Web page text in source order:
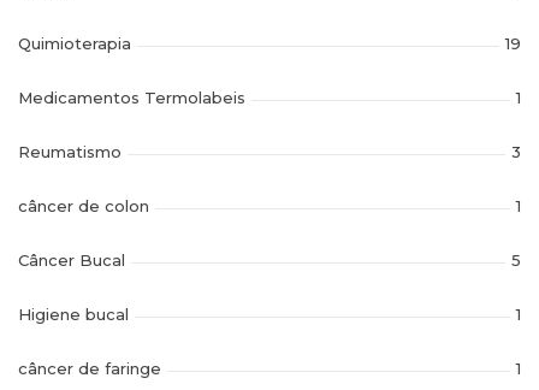
Quimioterapia 19
Medicamentos Termolabeis 1
Reumatismo 3
câncer de colon 1
Câncer Bucal 5
Higiene bucal 1
câncer de faringe 1